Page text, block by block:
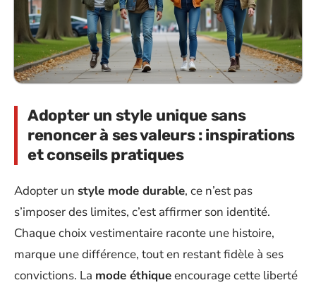
Adopter un style unique sans
renoncer à ses valeurs : inspirations
et conseils pratiques
Adopter un style mode durable, ce n’est pas
s’imposer des limites, c’est affirmer son identité.
Chaque choix vestimentaire raconte une histoire,
marque une différence, tout en restant fidèle à ses
convictions. La mode éthiqueencourage cette liberté